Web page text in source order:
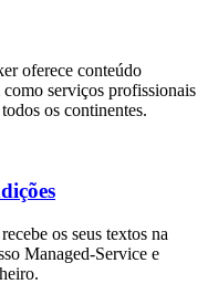
oferece conteúdo
serviços profissionais
os continentes.
os seus textos na
Managed-Service e